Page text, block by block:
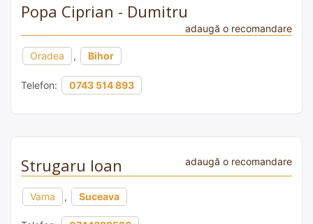
Popa Ciprian - Dumitru
adaugă o recomandare
Oradea , Bihor
Telefon: 0743 514 893
Strugaru Ioan adaugă o recomandare
Vama , Suceava